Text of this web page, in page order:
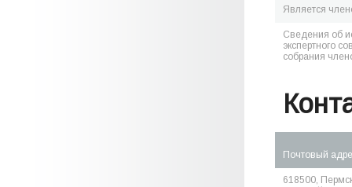
Является
Сведения об
экспертного
собрания
Почтовый
618500,